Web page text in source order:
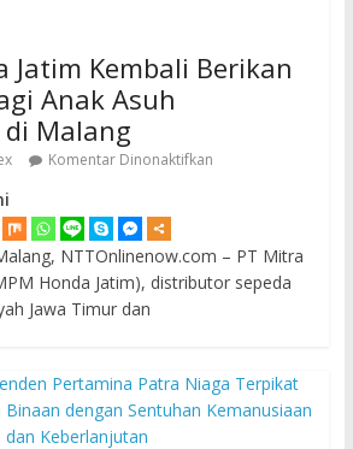
Jatim Kembali Berikan
Anak Asuh
Malang
Komentar Dinonaktifkan
NTTOnlinenow.com – PT Mitra
Honda Jatim), distributor sepeda
Jawa Timur dan